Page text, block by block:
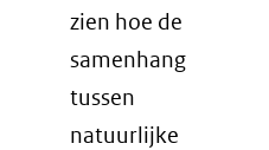
zien hoe de
samenhang
tussen
natuurlijke